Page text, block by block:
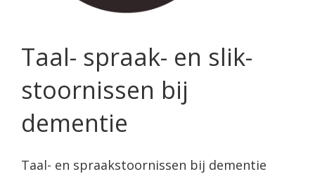
Taal- spraak- en slik-
stoornissen bij
dementie
Taal- en spraakstoornissen bij dementie